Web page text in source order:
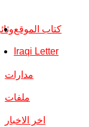
مدارات
ملفات
اخر الاخبار
كتاب الموقع
Iraqi Letter